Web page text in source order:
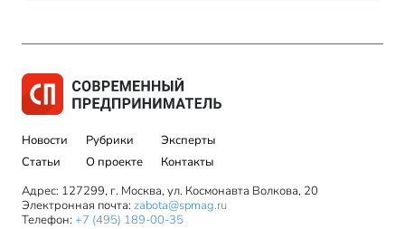
Новости
Статьи
Рубрики
О проекте
Эксперты
Контакты
Адрес: 127299, г. Москва, ул. Космонавта Волкова, 20
Электронная почта: zabota@spmag.ru
Телефон: +7 (495) 189-00-35